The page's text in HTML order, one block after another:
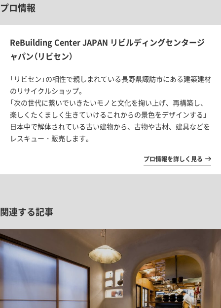
プロ情報
ReBuilding Center JAPAN リビルディングセンタージ
ャパン（リビセン）
「リビセン」の相性で親しまれている長野県諏訪市にある建築建材
のリサイクルショップ。
「次の世代に繋いでいきたいモノと文化を掬い上げ、再構築し、
楽しくたくましく生きていけるこれからの景色をデザインする」
日本中で解体されている古い建物から、古物や古材、建具などを
レスキュー・販売します。
プロ情報を詳しく見る
関連する記事